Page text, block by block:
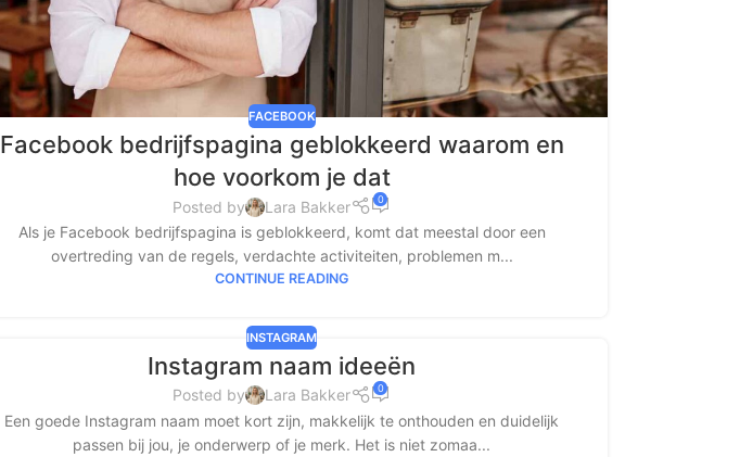
FACEBOOK
Facebook bedrijfspagina geblokkeerd waarom en
hoe voorkom je dat
Posted by Lara Bakker 0
Als je Facebook bedrijfspagina is geblokkeerd, komt dat meestal door een
overtreding van de regels, verdachte activiteiten, problemen m...
CONTINUE READING
INSTAGRAM
Instagram naam ideeën
Posted by Lara Bakker 0
Een goede Instagram naam moet kort zijn, makkelijk te onthouden en duidelijk
passen bij jou, je onderwerp of je merk. Het is niet zomaa...